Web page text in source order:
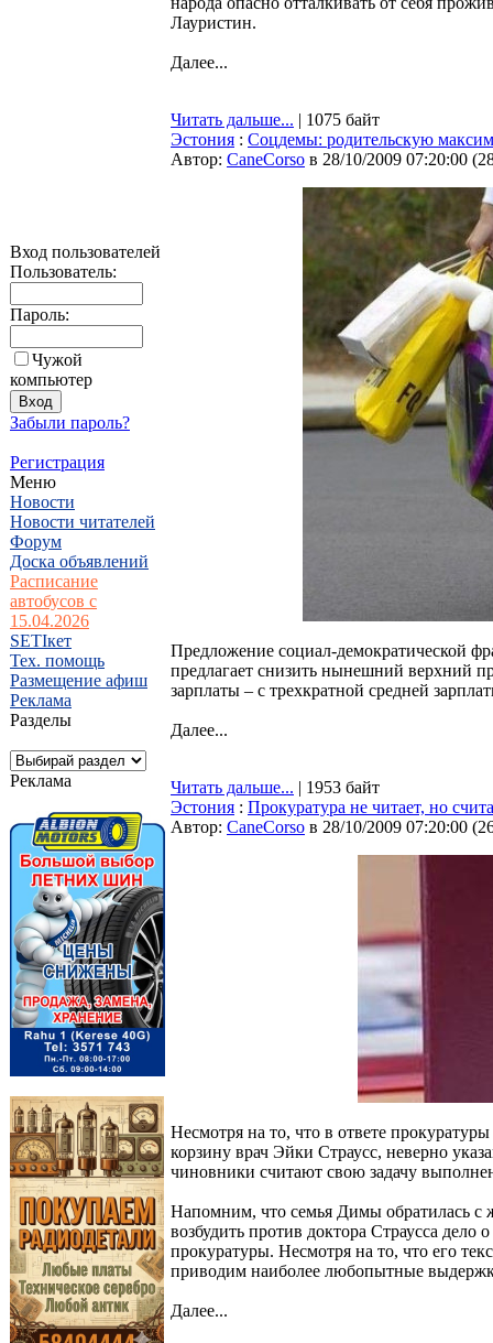
Вход пользователей
Пользователь:
Пароль:
Чужой
компьютер
Забыли пароль?
Регистрация
Меню
Новости
Новости читателей
Форум
Доска объявлений
Расписание
автобусов с
15.04.2026
SETIкет
Тех. помощь
Размещение афиш
Реклама
Разделы
Реклама
Лауристин.
Далее...
Читать дальше... | 1075 байт
Эстония : Соцдемы: родительскую
Автор: CaneCorso в 28/10/2009 07:20:00 (
Предложение социал-демократической
предлагает снизить нынешний верхний
зарплаты – с трехкратной средней
Далее...
Читать дальше... | 1953 байт
Эстония : Прокуратура не читает, но
Автор: CaneCorso в 28/10/2009 07:20:00 (
Несмотря на то, что в ответе
корзину врач Эйки Страусс, неверно
чиновники считают свою задачу
Напомним, что семья Димы обратилась с
возбудить против доктора Страусса
прокуратуры. Несмотря на то, что его
приводим наиболее любопытные
Далее...